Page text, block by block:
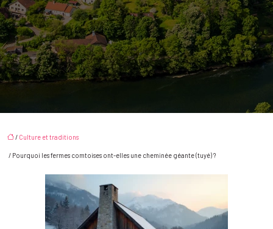
/ Culture et traditions
/ Pourquoi les fermes comtoises ont-elles une cheminée géante (tuyé) ?